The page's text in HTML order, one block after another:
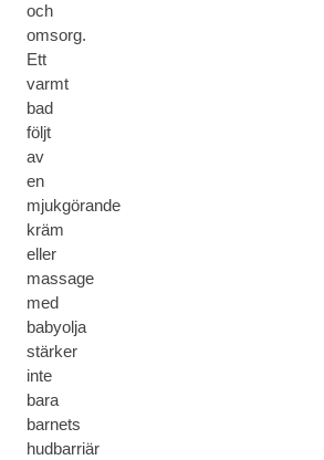
och
omsorg.
Ett
varmt
bad
följt
av
en
mjukgörande
kräm
eller
massage
med
babyolja
stärker
inte
bara
barnets
hudbarriär